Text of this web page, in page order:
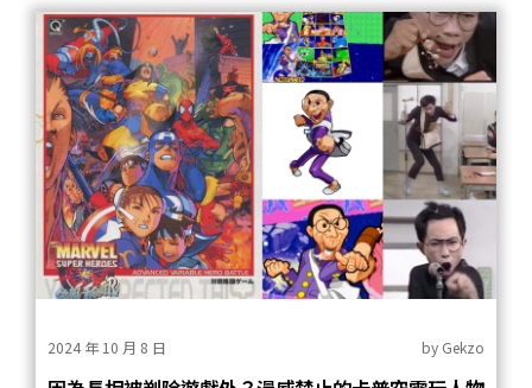
2024 年 10 月 8 日 by Gekzo